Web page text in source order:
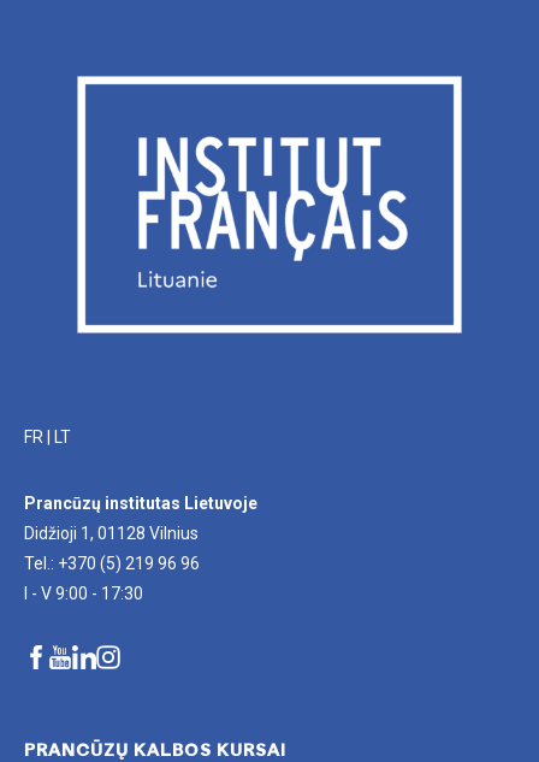
FR LT
Prancūzų institutas Lietuvoje
Didžioji 1, 01128 Vilnius
Tel.: +370 (5) 219 96 96
I - V 9:00 - 17:30
PRANCŪZŲ KALBOS KURSAI